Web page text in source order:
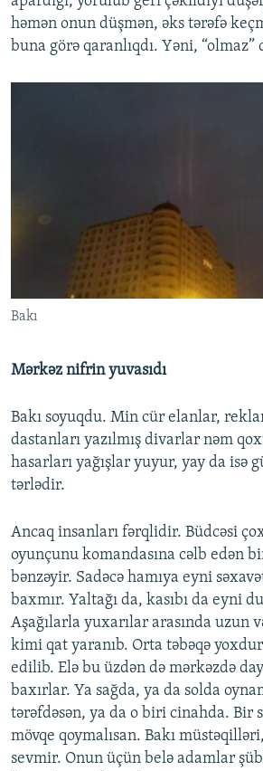
həmən onun düşmən, əks tərəfə
buna görə qaranlıqdı. Yəni, “olmaz”
Bakı
Mərkəz nifrin yuvasıdı
Bakı soyuqdu. Min cür elanlar,
dastanları yazılmış divarlar nəm
hasarları yağışlar yuyur, yay da isə
tərlədir.
Ancaq insanları fərqlidir. Büdcəsi
oyunçunu komandasına cəlb edən
bənzəyir. Sadəcə hamıya eyni
baxmır. Yaltağı da, kasıbı da eyni
Aşağılarla yuxarılar arasında uzun
kimi qat yaranıb. Orta təbəqə
edilib. Elə bu üzdən də mərkəzdə
baxırlar. Ya sağda, ya da solda
tərəfdəsən, ya da o biri cinahda. Bir
mövqe qoymalısan. Bakı
sevmir. Onun üçün belə adamlar